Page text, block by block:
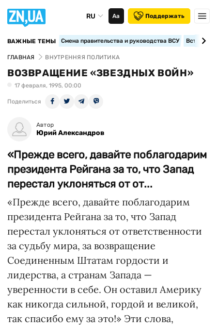
RU Аа Поддержать
ВАЖНЫЕ ТЕМЫ Смена правительства и руководства ВСУ
ГЛАВНАЯ ВНУТРЕННЯЯ ПОЛИТИКА
ВОЗВРАЩЕНИЕ «ЗВЕЗДНЫХ ВОЙН»
17 февраля, 1995, 00:00
Поделиться
Автор
Юрий Александров
«Прежде всего, давайте поблагодарим
президента Рейгана за то, что Запад
перестал уклоняться от от...
«Прежде всего, давайте поблагодарим
президента Рейгана за то, что Запад
перестал уклоняться от ответственности
за судьбу мира, за возвращение
Соединенным Штатам гордости и
лидерства, а странам Запада —
уверенности в себе. Он оставил Америку
как никогда сильной, гордой и великой,
так спасибо ему за это!» Эти слова,